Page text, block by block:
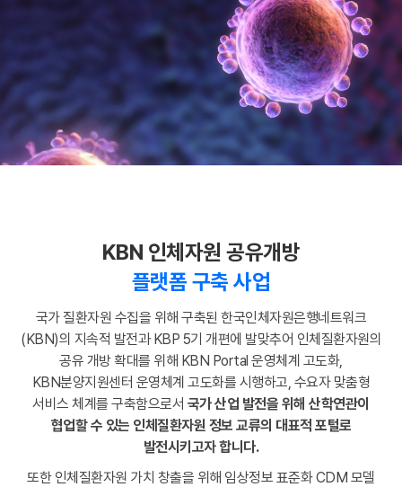
KBN 인체자원 공유개방
플랫폼 구축 사업
국가 질환자원 수집을 위해 구축된 한국인체자원은행네트워크
(KBN)의 지속적 발전과 KBP 5기 개편에 발맞추어 인체질환자원의
공유 개방 확대를 위해 KBN Portal 운영체계 고도화,
KBN분양지원센터 운영체계 고도화를 시행하고, 수요자 맞춤형
서비스 체계를 구축함으로서 국가 산업 발전을 위해 산학연관이
협업할 수 있는 인체질환자원 정보 교류의 대표적 포털로
발전시키고자 합니다.
또한 인체질환자원 가치 창출을 위해 임상정보 표준화 CDM 모델